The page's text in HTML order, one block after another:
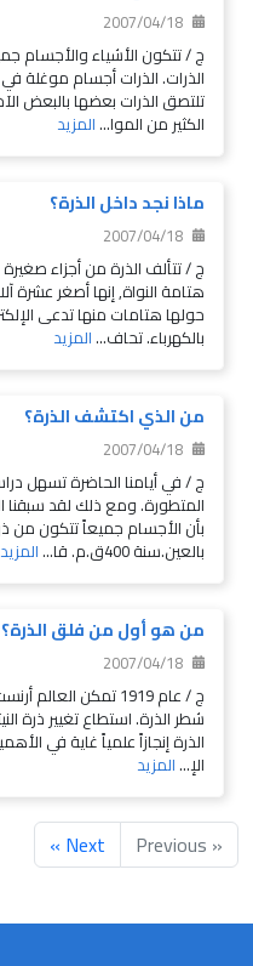
2007/04/18
ج / تتكون الأشياء والأجسام
تلتصق الذرات بعضها بالبعض
الكثير من الموا...المزيد
ماذا نجد داخل الذرة؟
2007/04/18
ج / تتألف الذرة من أجزاء
هتامة النواة, إنها أصغر عشرة
حولها هتامات منها تدعى
بالكهرباء. تحاف...المزيد
من الذي اكتشف الذرة؟
2007/04/18
ج / في أيامنا الحاضرة تسهل
المتطورة. ومع ذلك لقد سبقنا
بأن الأجسام جميعاً تتكون من
بالعين.سنة 400ق.م. قا... المزيد
من هو أول من فلق الذرة؟
2007/04/18
ج / عام 1919 تمكن
شطر الذرة. استطاع تغيير ذرة
الذرة إنجازاً علمياً غاية في
الإ...المزيد
« Previous
Next »